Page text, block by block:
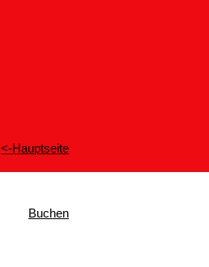
<-Hauptseite
Buchen